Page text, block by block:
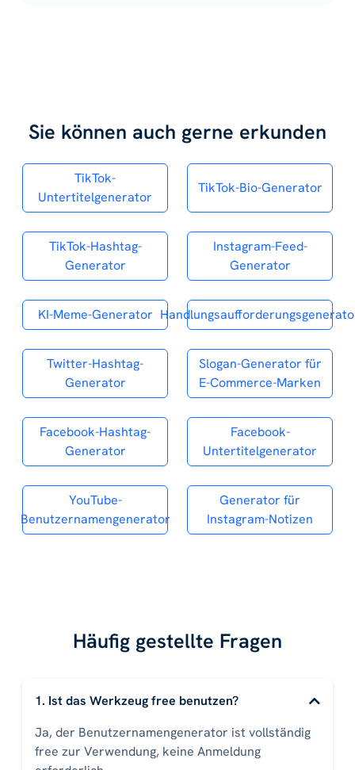
Sie können auch gerne erkunden
TikTok-
Untertitelgenerator
TikTok-Bio-Generator
TikTok-Hashtag-
Generator
Instagram-Feed-
Generator
KI-Meme-Generator
Twitter-Hashtag-
Generator
Slogan-Generator für
E-Commerce-Marken
Facebook-Hashtag-
Generator
Facebook-
Untertitelgenerator
YouTube-
Benutzernamengenerator
Generator für
Instagram-Notizen
Häufig gestellte Fragen
1. Ist das Werkzeug free benutzen?
Ja, der Benutzernamengenerator ist vollständig
free zur Verwendung, keine Anmeldung